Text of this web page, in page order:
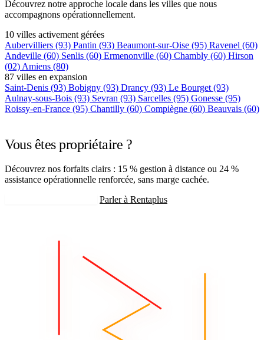
Découvrez notre approche locale dans les villes que nous
accompagnons opérationnellement.
10 villes activement gérées
Aubervilliers (93) Pantin (93) Beaumont-sur-Oise (95) Ravenel (60)
Andeville (60) Senlis (60) Ermenonville (60) Chambly (60) Hirson
(02) Amiens (80)
87 villes en expansion
Saint-Denis (93) Bobigny (93) Drancy (93) Le Bourget (93)
Aulnay-sous-Bois (93) Sevran (93) Sarcelles (95) Gonesse (95)
Roissy-en-France (95) Chantilly (60) Compiègne (60) Beauvais (60)
Vous êtes propriétaire ?
Découvrez nos forfaits clairs : 15 % gestion à distance ou 24 %
assistance opérationnelle renforcée, sans marge cachée.
Parler à Rentaplus